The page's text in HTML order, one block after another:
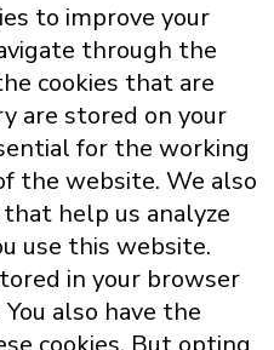
to improve your
through the
cookies that are
are stored on your
for the working
the website. We also
help us analyze
use this website.
in your browser
also have the